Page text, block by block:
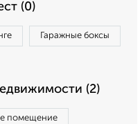
(0)
Гаражные боксы
(2)
помещение